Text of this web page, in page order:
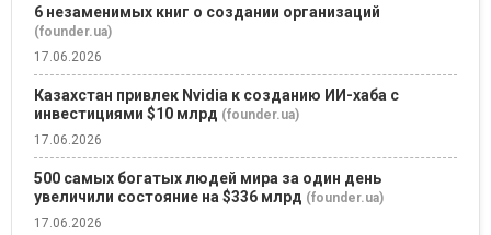
6 незаменимых книг о создании организаций
(founder.ua)
17.06.2026
Казахстан привлек Nvidia к созданию ИИ-хаба с
инвестициями $10 млрд (founder.ua)
17.06.2026
500 самых богатых людей мира за один день
увеличили состояние на $336 млрд (founder.ua)
17.06.2026